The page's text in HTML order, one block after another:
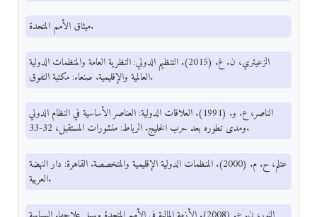
ميثاق الأمم المتحدة.
الزعيتري، ن. غ. (2015). التنظيم الدولي: النظرية العامة والمنظمات الدولية
العالمية والإقليمية. صنعاء: مكتبة التفوق.
الناصر، ع. و. (1991). العلاقات الدولية: العناصر الأساسية في النظام الدولي
ومدى تطوره بعد حرب الخليج. الرباط: منشورات المستقبل، 32-33.
عتلم، ح. م. (2000). المنظمات الدولية الإقليمية والمتخصصة. القاهرة: دار النهضة
العربية.